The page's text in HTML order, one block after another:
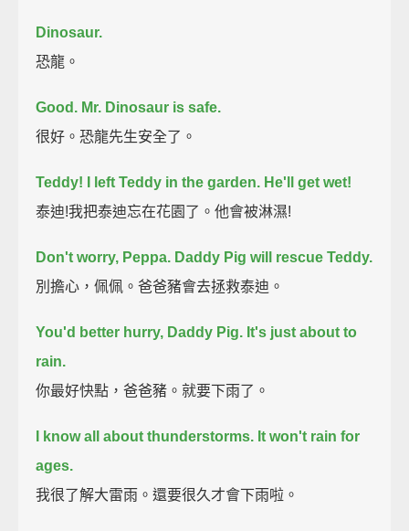
Dinosaur.
恐龍。
Good. Mr. Dinosaur is safe.
很好。恐龍先生安全了。
Teddy! I left Teddy in the garden. He'll get wet!
泰迪!我把泰迪忘在花園了。他會被淋濕!
Don't worry, Peppa. Daddy Pig will rescue Teddy.
別擔心，佩佩。爸爸豬會去拯救泰迪。
You'd better hurry, Daddy Pig. It's just about to
rain.
你最好快點，爸爸豬。就要下雨了。
I know all about thunderstorms. It won't rain for
ages.
我很了解大雷雨。還要很久才會下雨啦。